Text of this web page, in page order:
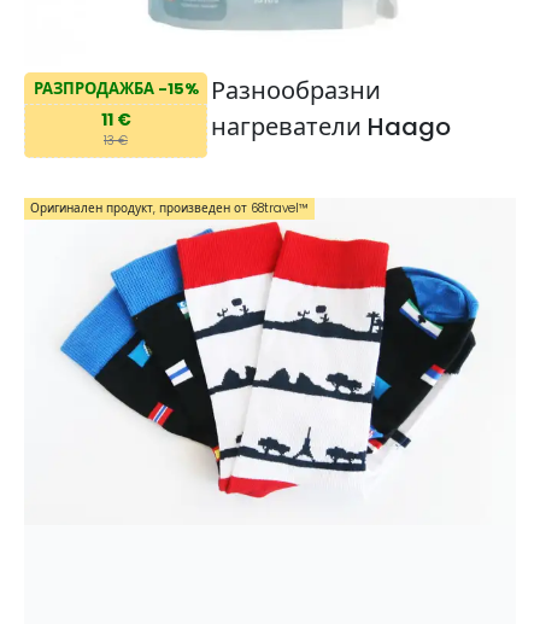
РАЗПРОДАЖБА -15%
11 €
13 €
Разнообразни
нагреватели Haago
Оригинален продукт, произведен от 68travel™️